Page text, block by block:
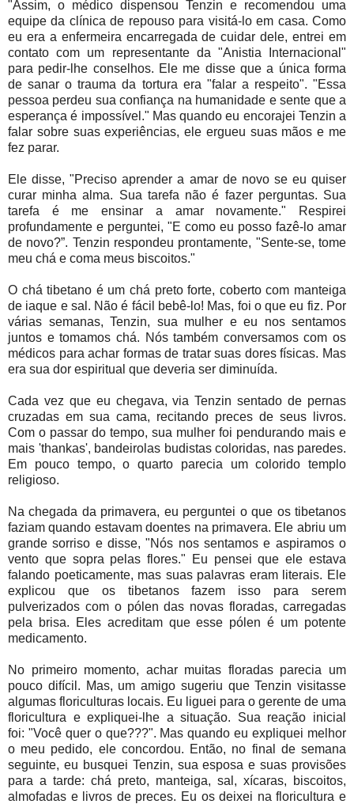
"Assim, o médico dispensou Tenzin e recomendou uma
equipe da clínica de repouso para visitá-lo em casa. Como
eu era a enfermeira encarregada de cuidar dele, entrei em
contato com um representante da "Anistia Internacional"
para pedir-lhe conselhos. Ele me disse que a única forma
de sanar o trauma da tortura era "falar a respeito". "Essa
pessoa perdeu sua confiança na humanidade e sente que a
esperança é impossível." Mas quando eu encorajei Tenzin a
falar sobre suas experiências, ele ergueu suas mãos e me
fez parar.
Ele disse, "Preciso aprender a amar de novo se eu quiser
curar minha alma. Sua tarefa não é fazer perguntas. Sua
tarefa é me ensinar a amar novamente." Respirei
profundamente e perguntei, "E como eu posso fazê-lo amar
de novo?”. Tenzin respondeu prontamente, "Sente-se, tome
meu chá e coma meus biscoitos."
O chá tibetano é um chá preto forte, coberto com manteiga
de iaque e sal. Não é fácil bebê-lo! Mas, foi o que eu fiz. Por
várias semanas, Tenzin, sua mulher e eu nos sentamos
juntos e tomamos chá. Nós também conversamos com os
médicos para achar formas de tratar suas dores físicas. Mas
era sua dor espiritual que deveria ser diminuída.
Cada vez que eu chegava, via Tenzin sentado de pernas
cruzadas em sua cama, recitando preces de seus livros.
Com o passar do tempo, sua mulher foi pendurando mais e
mais 'thankas', bandeirolas budistas coloridas, nas paredes.
Em pouco tempo, o quarto parecia um colorido templo
religioso.
Na chegada da primavera, eu perguntei o que os tibetanos
faziam quando estavam doentes na primavera. Ele abriu um
grande sorriso e disse, "Nós nos sentamos e aspiramos o
vento que sopra pelas flores."
Eu pensei que ele estava
falando poeticamente, mas suas palavras eram literais. Ele
explicou que os tibetanos fazem isso para serem
pulverizados com o pólen das novas floradas, carregadas
pela brisa. Eles acreditam que esse pólen é um potente
medicamento.
No primeiro momento, achar muitas floradas parecia um
pouco difícil. Mas, um amigo sugeriu que Tenzin visitasse
algumas floriculturas locais. Eu liguei para o gerente de uma
floricultura e expliquei-lhe a situação. Sua reação inicial
foi: "Você quer o que???". Mas quando eu expliquei melhor
o meu pedido, ele concordou. Então, no final de semana
seguinte, eu busquei Tenzin, sua esposa e suas provisões
para a tarde: chá preto, manteiga, sal, xícaras, biscoitos,
almofadas e livros de preces. Eu os deixei na floricultura e